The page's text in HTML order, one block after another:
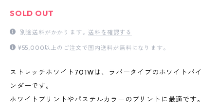
SOLD OUT
別途送料がかかります。送料を確認する
¥55,000以上のご注文で国内送料が無料になります。
ストレッチホワイト701Wは、ラバータイプのホワイトバイ
ンダーです。
ホワイトプリントやパステルカラーのプリントに最適です。